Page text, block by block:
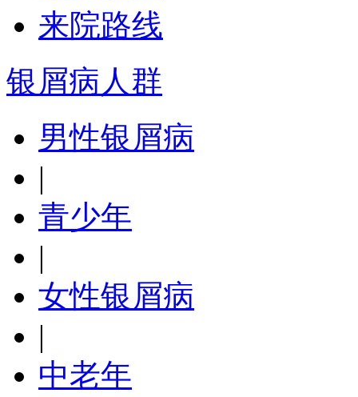
来院路线
银屑病人群
男性银屑病
|
青少年
|
女性银屑病
|
中老年